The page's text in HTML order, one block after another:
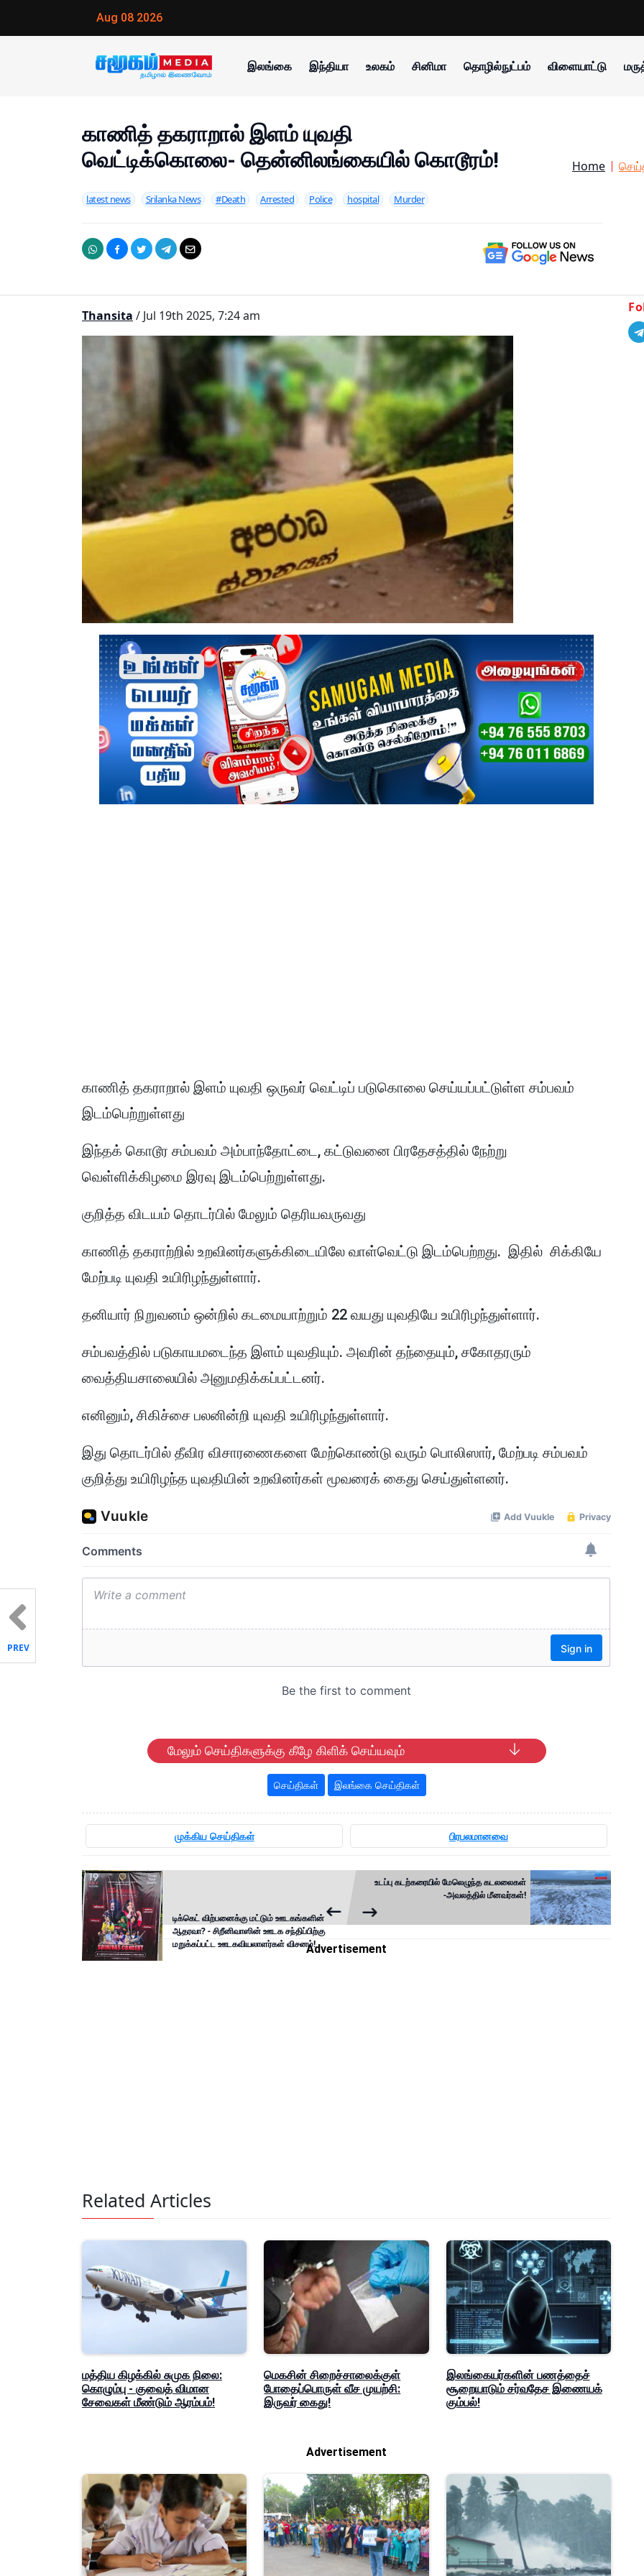
Aug 08 2026
இலங்கை இந்தியா உலகம் சினிமா தொழில்நுட்பம் விளையாட்டு
காணித் தகராறால் இளம் யுவதி
வெட்டிக்கொலை- தென்னிலங்கையில் கொடூரம்!
latest news Srilanka News #Death Arrested Police hospital Murder
Home
Thansita / Jul 19th 2025, 7:24 am
காணித் தகராறால் இளம் யுவதி ஒருவர் வெட்டிப் படுகொலை செய்யப்பட்டுள்ள சம்பவம்
இடம்பெற்றுள்ளது
இந்தக் கொடூர சம்பவம் அம்பாந்தோட்டை, கட்டுவனை பிரதேசத்தில் நேற்று
வெள்ளிக்கிழமை இரவு இடம்பெற்றுள்ளது.
குறித்த விடயம் தொடர்பில் மேலும் தெரியவருவது
காணித் தகராற்றில் உறவினர்களுக்கிடையிலே வாள்வெட்டு இடம்பெற்றது. இதில் சிக்கியே
மேற்படி யுவதி உயிரிழந்துள்ளார்.
தனியார் நிறுவனம் ஒன்றில் கடமையாற்றும் 22 வயது யுவதியே உயிரிழந்துள்ளார்.
சம்பவத்தில் படுகாயமடைந்த இளம் யுவதியும். அவரின் தந்தையும், சகோதரரும்
வைத்தியசாலையில் அனுமதிக்கப்பட்டனர்.
எனினும், சிகிச்சை பலனின்றி யுவதி உயிரிழந்துள்ளார்.
இது தொடர்பில் தீவிர விசாரணைகளை மேற்கொண்டு வரும் பொலிஸார், மேற்படி சம்பவம்
குறித்து உயிரிழந்த யுவதியின் உறவினர்கள் மூவரைக் கைது செய்துள்ளனர்.
மேலும் செய்திகளுக்கு கீழே கிளிக் செய்யவும்
செய்திகள் இலங்கை செய்திகள்
முக்கிய செய்திகள் பிரபலமானவை
டிக்கெட் விற்பனைக்கு மட்டும் ஊடகங்களின்
ஆதரவா? - சிறீனிவாஸின் ஊடக சந்திப்பிற்கு
மறுக்கப்பட்ட ஊடகவியலாளர்கள் விசனம்!
உடப்பு கடற்கரையில் மேலெழுந்த கடலலைகள்
-அவலத்தில் மீனவர்கள்!
PREV
Advertisement
Related Articles
மத்திய கிழக்கில் சுமுக நிலை:
கொழும்பு - குவைத் விமான
சேவைகள் மீண்டும் ஆரம்பம்!
மெகசின் சிறைச்சாலைக்குள்
போதைப்பொருள் வீச முயற்சி:
இருவர் கைது!
இலங்கையர்களின் பணத்தைச்
சூறையாடும் சர்வதேச இணையக்
கும்பல்!
Advertisement